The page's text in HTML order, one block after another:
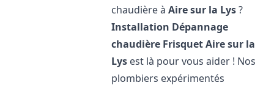
chaudière àAire sur la Lys?
Installation Dépannage
chaudière FrisquetAire sur la
Lys est là pour vous aider ! Nos
plombiers expérimentés